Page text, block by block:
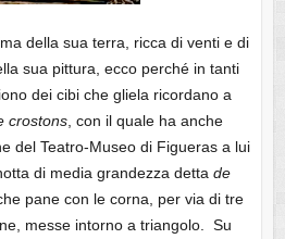
della sua terra, ricca di venti e di
sua pittura, ecco perché in tanti
dei cibi che gliela ricordano a
crostons, con il quale ha anche
del Teatro-Museo di Figueras a lui
di media grandezza detta de
pane con le corna, per via di tre
messe intorno a triangolo. Su